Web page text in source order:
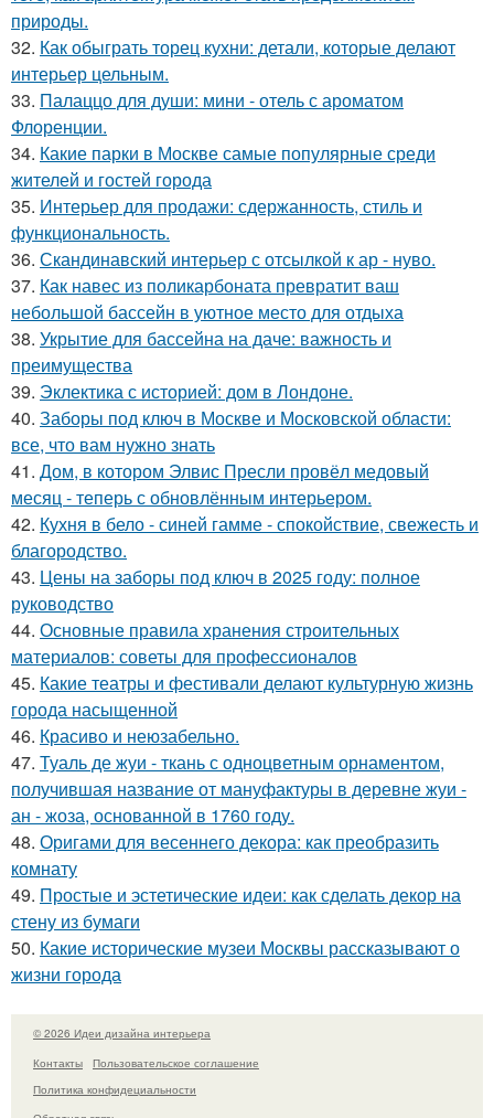
природы.
32. Как обыграть торец кухни: детали, которые делают
интерьер цельным.
33. Палаццо для души: мини - отель с ароматом
Флоренции.
34. Какие парки в Москве самые популярные среди
жителей и гостей города
35. Интерьер для продажи: сдержанность, стиль и
функциональность.
36. Скандинавский интерьер с отсылкой к ар - нуво.
37. Как навес из поликарбоната превратит ваш
небольшой бассейн в уютное место для отдыха
38. Укрытие для бассейна на даче: важность и
преимущества
39. Эклектика с историей: дом в Лондоне.
40. Заборы под ключ в Москве и Московской области:
все, что вам нужно знать
41. Дом, в котором Элвис Пресли провёл медовый
месяц - теперь с обновлённым интерьером.
42. Кухня в бело - синей гамме - спокойствие, свежесть и
благородство.
43. Цены на заборы под ключ в 2025 году: полное
руководство
44. Основные правила хранения строительных
материалов: советы для профессионалов
45. Какие театры и фестивали делают культурную жизнь
города насыщенной
46. Красиво и неюзабельно.
47. Туаль де жуи - ткань с одноцветным орнаментом,
получившая название от мануфактуры в деревне жуи -
ан - жоза, основанной в 1760 году.
48. Оригами для весеннего декора: как преобразить
комнату
49. Простые и эстетические идеи: как сделать декор на
стену из бумаги
50. Какие исторические музеи Москвы рассказывают о
жизни города
© 2026 Идеи дизайна интерьера
Контакты
Пользовательское соглашение
Политика конфидециальности